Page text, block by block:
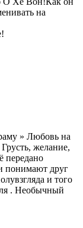
на
» Любовь на
желание,
передано
понимают друг
и того
. Необычный